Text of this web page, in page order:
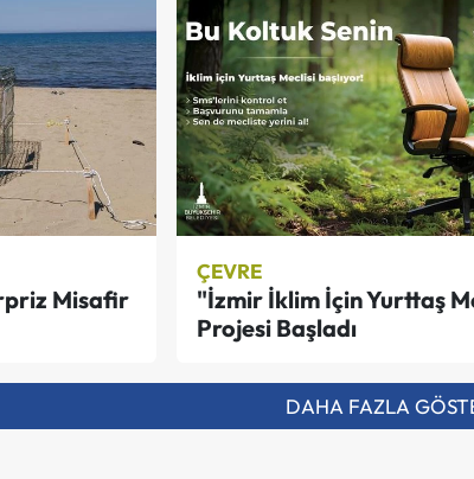
Misafir
ÇEVRE
"İzmir İklim İçin Yurttaş
Projesi Başladı
DAHA FAZLA